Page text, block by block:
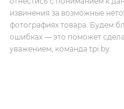
извинения за возможные
фотографиях товара. Будем
ошибках — это поможет
уважением, команда tpi.by.